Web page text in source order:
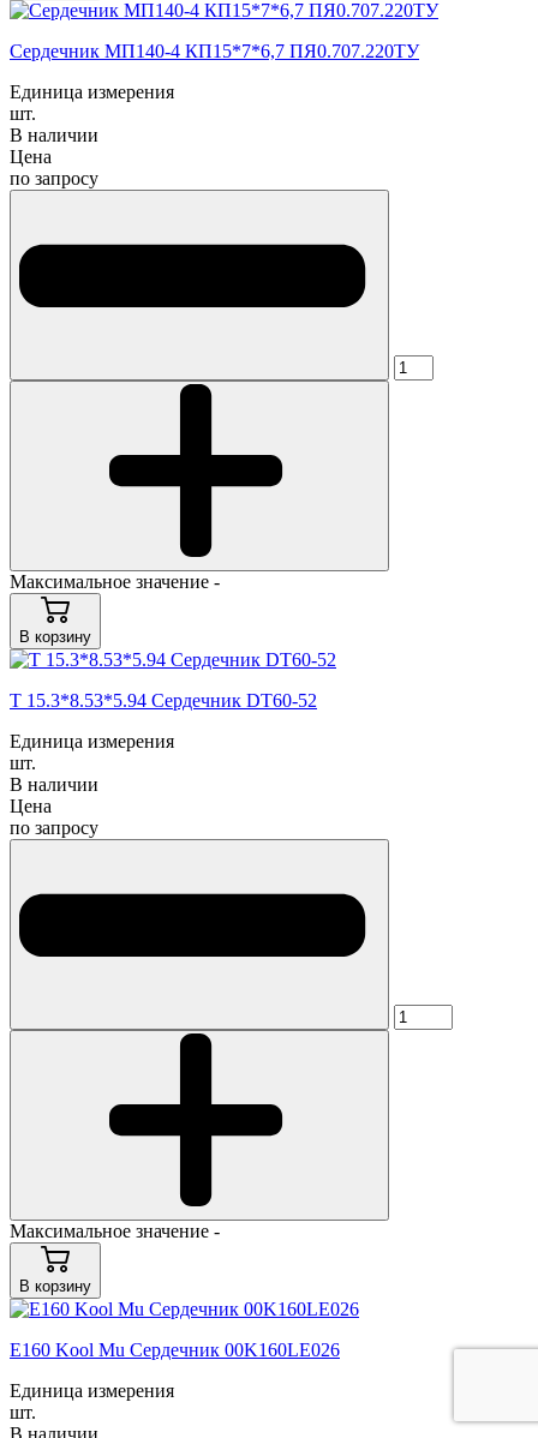
Cердечник МП140-4 КП15*7*6,7 ПЯ0.707.220ТУ
Единица измерения
шт.
В наличии
Цена
по запросу
Максимальное значение -
В корзину
T 15.3*8.53*5.94 Сердечник DT60-52
Единица измерения
шт.
В наличии
Цена
по запросу
Максимальное значение -
В корзину
E160 Kool Mu Сердечник 00K160LE026
Единица измерения
шт.
В наличии